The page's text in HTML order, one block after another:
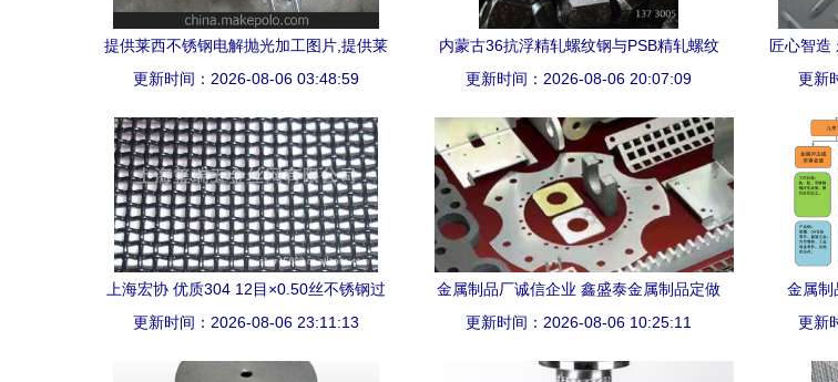
提供莱西不锈钢电解抛光加工图片,提供莱
西不锈钢电解抛光加工图片大全,青岛胶南
更新时间：2026-08-06 03:48:59
内蒙古36抗浮精轧螺纹钢与PSB精轧螺纹
钢在恒随金属制品中的应用与特性分析
更新时间：2026-08-06 20:07:09
匠心智
更新
上海宏协 优质304 12目×0.50丝不锈钢过
滤网，赋能精细过滤新标准
更新时间：2026-08-06 23:11:13
金属制品厂诚信企业 鑫盛泰金属制品定做
服务全解析
更新时间：2026-08-06 10:25:11
金属制
更新